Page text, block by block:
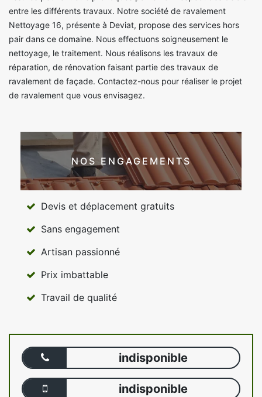
entre les différents travaux. Notre société de ravalement
Nettoyage 16, présente à Deviat, propose des services hors
pair dans ce domaine. Nous effectuons soigneusement le
nettoyage, le traitement. Nous réalisons les travaux de
réparation, de rénovation faisant partie des travaux de
ravalement de façade. Contactez-nous pour réaliser le projet
de ravalement que vous envisagez.
NOS ENGAGEMENTS
Devis et déplacement gratuits
Sans engagement
Artisan passionné
Prix imbattable
Travail de qualité
indisponible
indisponible